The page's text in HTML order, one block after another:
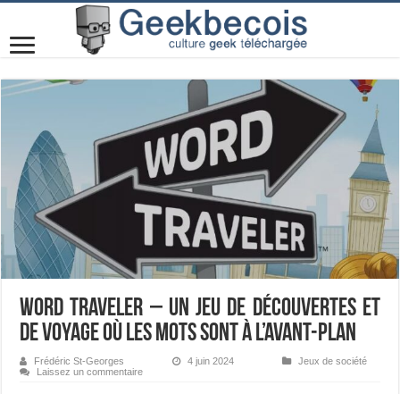
Word Traveler – Un jeu de découvertes et
de voyage où les mots sont à l’avant-plan
Frédéric St-Georges 4 juin 2024
Jeux de société
Laissez un commentaire